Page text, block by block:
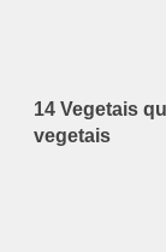
14 Vegetais
vegetais